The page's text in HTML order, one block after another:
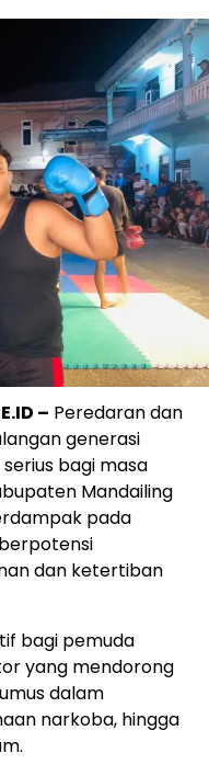
– Peredaran dan
generasi
bagi masa
Mandailing
pada
dan ketertiban
bagi pemuda
yang mendorong
dalam
narkoba, hingga